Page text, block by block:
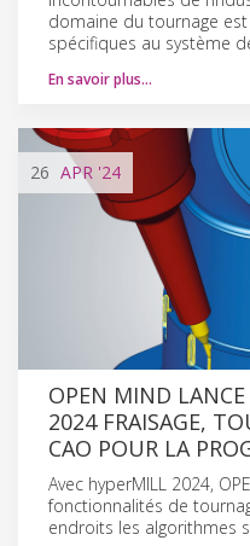
domaine du tournage
spécifiques au système
En savoir plus…
26 APR '24
OPEN MIND
2024 FRAISAGE,
CAO POUR LA
Avec hyperMILL 2024,
fonctionnalités de
endroits les algorithmes